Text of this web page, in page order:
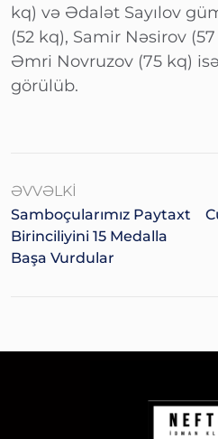
kq) və Ədalət Sayılov
(52 kq), Samir Nəsirov
Əmri Novruzov (75 kq)
görülüb.
ƏVVƏLKI
Samboçularımız Paytaxt
Birinciliyini 15 Medalla
Başa Vurdular